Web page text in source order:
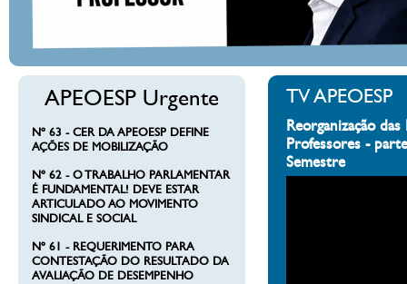
APEOESP Urgente
Nº 63 - CER DA APEOESP DEFINE
AÇÕES DE MOBILIZAÇÃO
Nº 62 - O TRABALHO PARLAMENTAR
É FUNDAMENTAL! DEVE ESTAR
ARTICULADO AO MOVIMENTO
SINDICAL E SOCIAL
Nº 61 - REQUERIMENTO PARA
CONTESTAÇÃO DO RESULTADO DA
AVALIAÇÃO DE DESEMPENHO
TV APEOESP
Reorganização
Professores -
Semestre